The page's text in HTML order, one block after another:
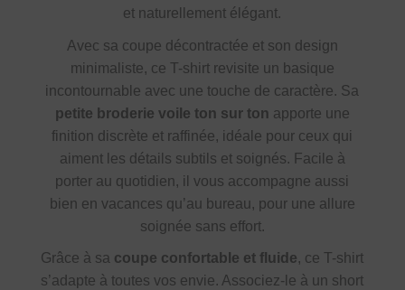
et naturellement élégant.
Avec sa coupe décontractée et son design
minimaliste, ce T-shirt revisite un basique
incontournable avec une touche de caractère. Sa
petite broderie voile ton sur ton apporte une
finition discrète et raffinée, idéale pour ceux qui
aiment les détails subtils et soignés. Facile à
porter au quotidien, il vous accompagne aussi
bien en vacances qu’au bureau, pour une allure
soignée sans effort.
Grâce à sa coupe confortable et fluide, ce T-shirt
s’adapte à toutes vos envie. Associez-le à un short